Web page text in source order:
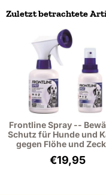
Zuletzt betrachtete
Frontline Spray --
Schutz für Hunde und
gegen Flöhe und
€19,95